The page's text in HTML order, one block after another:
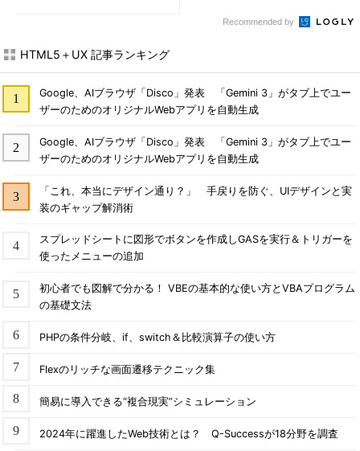
Recommended by
HTML5＋UX 記事ランキング
Google、AIブラウザ「Disco」発表 「Gemini 3」がタブ上でユー
ザーのためのオリジナルWebアプリを自動生成
Google、AIブラウザ「Disco」発表 「Gemini 3」がタブ上でユー
ザーのためのオリジナルWebアプリを自動生成
「これ、本当にデザイン通り？」 手戻りを防ぐ、UIデザインと実
装のギャップ解消術
スプレッドシートに図形でボタンを作成しGASを実行＆トリガーを
使ったメニューの追加
初心者でも図解で分かる！ VBEの基本的な使い方とVBAプログラム
の基礎文法
PHPの条件分岐、if、switch＆比較演算子の使い方
Flexのリッチな画面遷移テクニック集
簡易に導入できる“複合現実”シミュレーション
2024年に躍進したWeb技術とは？ Q-Successが18分野を調査